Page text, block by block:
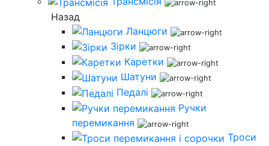
Назад
Ланцюги
Зірки
Каретки
Шатуни
Педалі
Ручки
перемикання
Троси